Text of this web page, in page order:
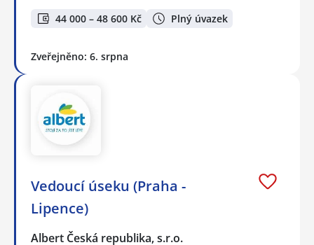
44 000 – 48 600 Kč Plný úvazek
Zveřejněno: 6. srpna
Vedoucí úseku (Praha -
Lipence)
Albert Česká republika, s.r.o.